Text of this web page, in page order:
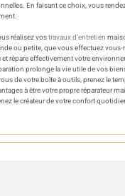
En faisant ce choix, vous
réalisez vostravaux d’entretien
ou petite, que vous effectuez
répare effectivement votre
prolonge la vie utile de vos
de votre boîte à outils, prenez le
à être votre propre réparateur
le créateur de votre confort